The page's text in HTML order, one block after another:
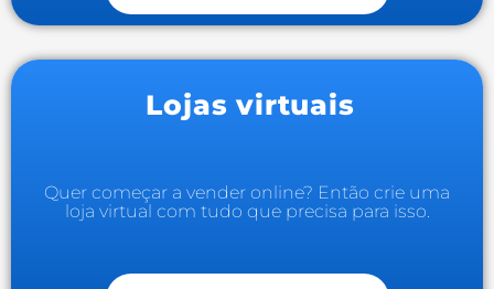
Lojas virtuais
Quer começar a vender online? Então crie uma
loja virtual com tudo que precisa para isso.